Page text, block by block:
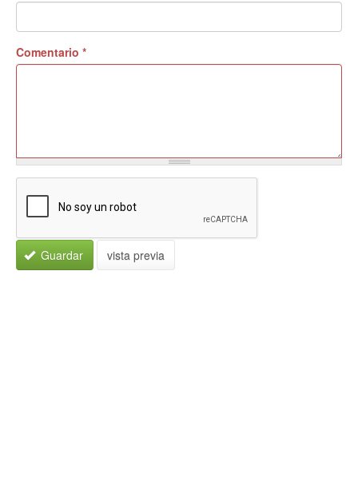
Comentario *
Guardar vista previa